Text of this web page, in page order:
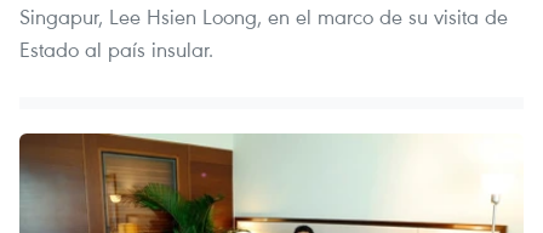
Singapur, Lee Hsien Loong, en el marco de su visita de
Estado al país insular.